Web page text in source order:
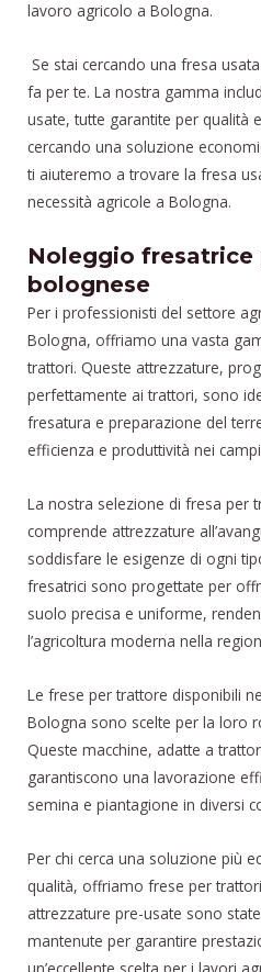
lavoro agricolo a Bologna.
Se stai cercando una fresa
fa per te. La nostra gamma
usate, tutte garantite per qualità
cercando una soluzione
ti aiuteremo a trovare la fresa
necessità agricole a Bologna.
Noleggio
bolognese
Per i professionisti del settore
Bologna, offriamo una vasta
trattori. Queste attrezzature,
perfettamente ai trattori, sono
fresatura e preparazione del
efficienza e produttività nei
La nostra selezione di fresa per
comprende attrezzature
soddisfare le esigenze di ogni
fresatrici sono progettate per
suolo precisa e uniforme,
l’agricoltura moderna nella
Le frese per trattore disponibili
Bologna sono scelte per la loro
Queste macchine, adatte a
garantiscono una lavorazione
semina e piantagione in diversi
Per chi cerca una soluzione più
qualità, offriamo frese per
attrezzature pre-usate sono
mantenute per garantire
un’eccellente scelta per i lavori